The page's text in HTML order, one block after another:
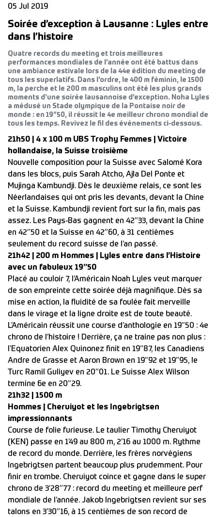
05 Jul 2019
Soirée d’exception à Lausanne : Lyles entre
dans l’histoire
Quatre records du meeting et trois meilleures
performances mondiales de l’année ont été battus dans
une ambiance estivale lors de la 44e édition du meeting de
tous les superlatifs. Dans l’ordre, le 400 m féminin, le 1500
m, la perche et le 200 m masculins ont été les plus grands
moments d’une soirée lausannoise d’exception. Noha Lyles
a médusé un Stade olympique de la Pontaise noir de
monde : en 19”50, il réussit le 4e meilleur chrono mondial de
tous les temps. Revivez le fil des événements ci-dessous.
21h50 | 4 x 100 m UBS Trophy Femmes | Victoire
hollandaise, la Suisse troisième
Nouvelle composition pour la Suisse avec Salomé Kora
dans les blocs, puis Sarah Atcho, Ajla Del Ponte et
Mujinga Kambundji. Dès le deuxième relais, ce sont les
Néerlandaises qui ont pris les devants, devant la Chine
et la Suisse. Kambundji revient fort sur la fin, mais pas
assez. Les Pays-Bas gagnent en 42”33, devant la Chine
en 42”50 et la Suisse en 42”60, à 31 centièmes
seulement du record suisse de l’an passé.
21h42 | 200 m Hommes | Lyles entre dans l’Histoire
avec un fabuleux 19”50
Placé au couloir 7, l’Américain Noah Lyles veut marquer
de son empreinte cette soirée déjà magnifique. Dès sa
mise en action, la fluidité de sa foulée fait merveille
dans le virage et la ligne droite est de toute beauté.
L’Américain réussit une course d’anthologie en 19”50 : 4e
chrono de l’histoire ! Derrière, ça ne traine pas non plus :
l’Equatorien Alex Quinonez finit en 19”87, les Canadiens
Andre de Grasse et Aaron Brown en 19”92 et 19”95, le
Turc Ramil Guliyev en 20”01. Le Suisse Alex Wilson
termine 6e en 20”29.
21h32 | 1500 m
Hommes | Cheruiyot et les Ingebrigtsen
impressionnants
Course de folie furieuse. Le taulier Timothy Cheruiyot
(KEN) passe en 1’49 au 800 m, 2’16 au 1000 m. Rythme
de record du monde. Derrière, les frères norvégiens
Ingebrigtsen partent beaucoup plus prudemment. Pour
finir en trombe. Cheruiyot coince et gagne dans le super
chrono de 3’28”77 : record du meeting et meilleure perf
mondiale de l’année. Jakob Ingebrigtsen revient sur ses
talons en 3’30”16, à 15 centièmes de son record de